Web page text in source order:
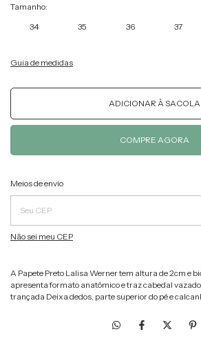
Tamanho:
34
35 36 37
Guia de medidas
Entregas para o CEP:
Meios de envio
Não sei meu CEP
A Papete Preto Lalisa Werner tem altura de 2cm e
apresenta formato anatômico e traz cabedal
trançada Deixa dedos, parte superior do pé e